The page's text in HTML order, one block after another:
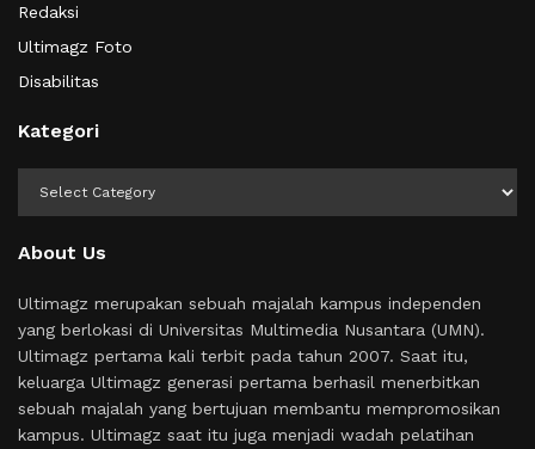
Redaksi
Ultimagz Foto
Disabilitas
Kategori
About Us
Ultimagz merupakan sebuah majalah kampus independen
yang berlokasi di Universitas Multimedia Nusantara (UMN).
Ultimagz pertama kali terbit pada tahun 2007. Saat itu,
keluarga Ultimagz generasi pertama berhasil menerbitkan
sebuah majalah yang bertujuan membantu mempromosikan
kampus. Ultimagz saat itu juga menjadi wadah pelatihan